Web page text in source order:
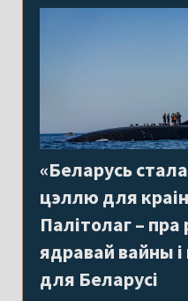
«Беларусь
цэллю для
Палітолаг –
ядравай вайны
для Беларусі